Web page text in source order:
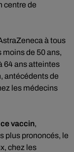
centre de
à tous
moins de 50 ans,
64 ans atteintes
antécédents de
les médecins
vaccin,
plus prononcés, le
chez les